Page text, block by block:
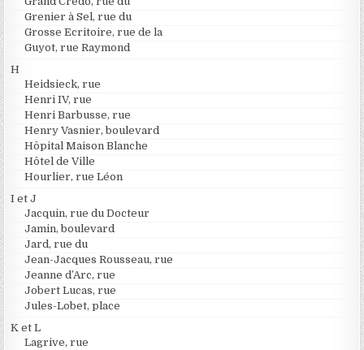
Grenier à Sel, rue du
Grosse Ecritoire, rue de la
Guyot, rue Raymond
H
Heidsieck, rue
Henri IV, rue
Henri Barbusse, rue
Henry Vasnier, boulevard
Hôpital Maison Blanche
Hôtel de Ville
Hourlier, rue Léon
I et J
Jacquin, rue du Docteur
Jamin, boulevard
Jard, rue du
Jean-Jacques Rousseau, rue
Jeanne d’Arc, rue
Jobert Lucas, rue
Jules-Lobet, place
K et L
Lagrive, rue